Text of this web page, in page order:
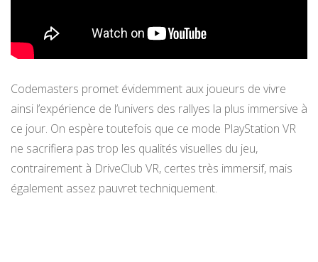
Codemasters promet évidemment aux joueurs de vivre
ainsi l’expérience de l’univers des rallyes la plus immersive à
ce jour. On espère toutefois que ce mode PlayStation VR
ne sacrifiera pas trop les qualités visuelles du jeu,
contrairement à DriveClub VR, certes très immersif, mais
également assez pauvret techniquement.